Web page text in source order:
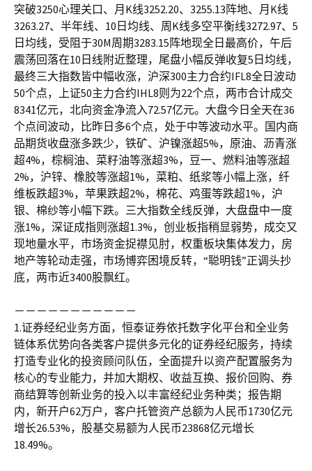
突破3250心理关口、月K线3252.20、3255.13阵地、月K线
3263.27、半年线、10日均线、周K线多空平衡线3272.97、5
日均线，受阻于30M周期3283.15阵地现全日最高价，午后
震荡回落在10日线附近整理，尾盘小幅反弹收复5日均线，
最终三大指数皆中幅收涨，沪深300主力合约IFL8全日波动
50个点，上证50主力合约IHL8则为22个点，两市合计成交
8341亿元，北向资金净流入72.57亿元。大盘今日全天在36
个点间波动，比昨日多6个点，处于中等波动水平。国内商
品期货收盘涨多跌少，铁矿、沪镍涨超5%，原油、沥青涨
超4%，棕榈油、菜籽油等涨超3%，豆一、燃料油等涨超
2%，沪锌、橡胶等涨超1%，菜粕、纸浆等小幅上涨，纤
维板跌超3%，苹果跌超2%，棉花、鸡蛋等跌超1%，沪
银、棉纱等小幅下跌。三大指数全线反弹，大盘盘中一度
涨1%，深证成指则涨超1.3%，创业板指稍显弱势，成交又
现地量水平，市场资金捉襟见肘，权重板块集体发力，房
地产等轮动走强，市场博弈困境反转，“聪明钱”正调头抄
底，两市近3400股飘红。
－－－－－－－－－－－
1.证券经纪业务方面，恒泰证券依托数字化平台和全业务
链体系优势向各类客户提供多元化的证券经纪服务，持续
打造专业化的投资顾问队伍，全面提升以资产配置服务为
核心的专业能力，并加大期权、收益互换、报价回购、券
商结算等创新业务的投入以丰富经纪业务种类；报告期
内，新开户62万户，客户托管资产总额为人民币1730亿元
增长26.53%，股基交易额为人民币23868亿元增长
18.49%。